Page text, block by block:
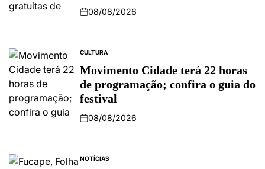
08/08/2026
CULTURA
Movimento Cidade terá 22 horas
de programação; confira o guia do
festival
08/08/2026
NOTÍCIAS